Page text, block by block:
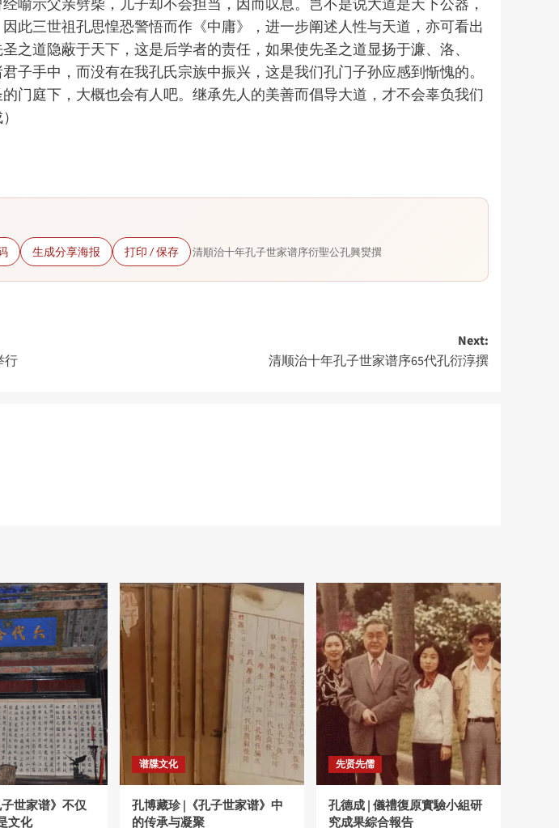
此三世祖孔思惶恐警悟而作《中庸》，进一步阐述人性与天道，亦可看出
之道隐蔽于天下，这是后学者的责任，如果使先圣之道显扬于濂、洛、
子手中，而没有在我孔氏宗族中振兴，这是我们孔门子孙应感到惭愧的。
门庭下，大概也会有人吧。继承先人的美善而倡导大道，才不会辜负我们
生成分享海报 打印 / 保存 清順治十年孔子世家谱序衍聖公孔興爕撰
行
Next:
清顺治十年孔子世家谱序65代孔衍淳撰
世家谱》不仅
文化
谱牒文化
孔博藏珍 |《孔子世家谱》中
的传承与凝聚
先贤先儒
孔德成 | 儀禮復原實驗小組研
究成果綜合報告